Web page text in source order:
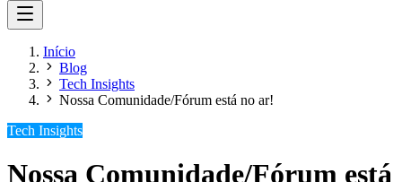
Início
Blog
Tech Insights
Nossa Comunidade/Fórum está no ar!
Tech Insights
Nossa Comunidade/Fórum está